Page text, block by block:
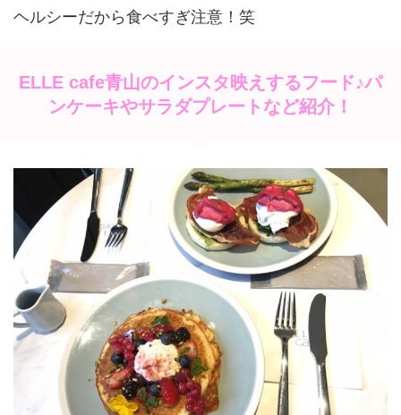
ヘルシーだから食べすぎ注意！笑
ELLE cafe青山のインスタ映えするフード♪パ
ンケーキやサラダプレートなど紹介！